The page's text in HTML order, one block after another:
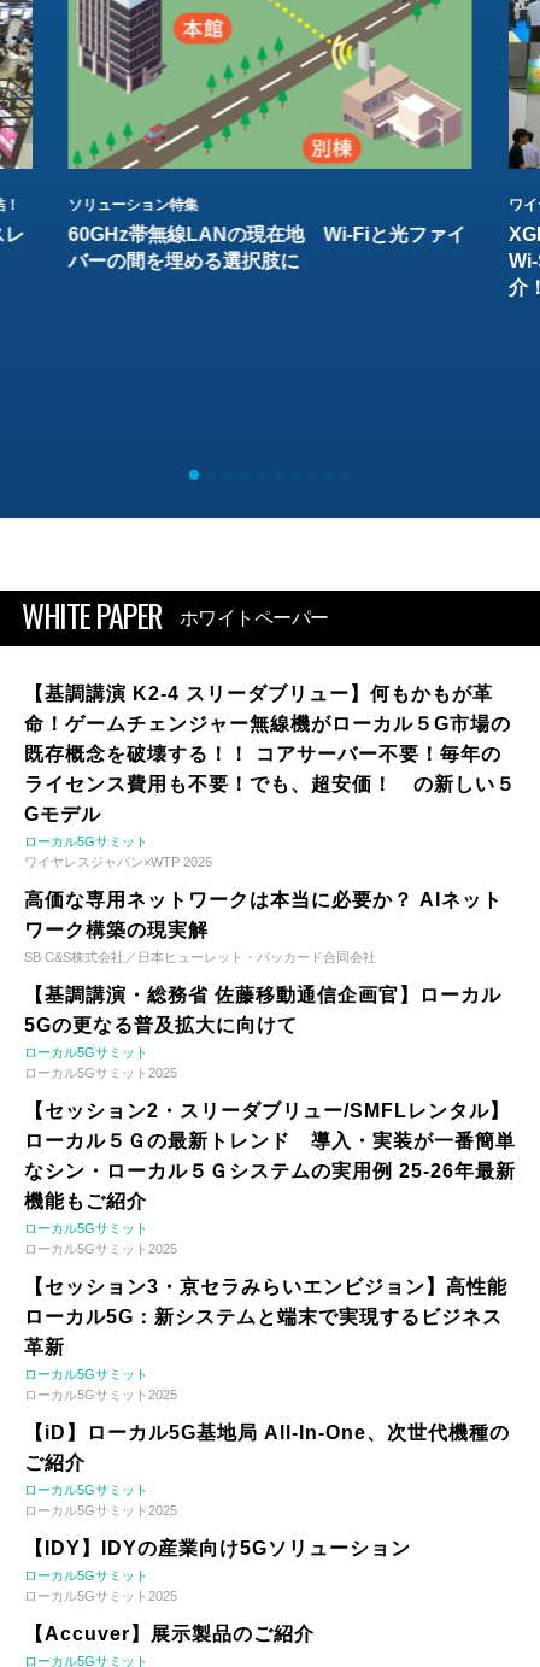
レ
ソリューション特集
60GHz帯無線LANの現在地 Wi-Fiと光ファイ
バーの間を埋める選択肢に
ワ
介
WHITE PAPER ホワイトペーパー
【基調講演 K2-4 スリーダブリュー】何もかもが革
命！ゲームチェンジャー無線機がローカル５G市場の
既存概念を破壊する！！ コアサーバー不要！毎年の
ライセンス費用も不要！でも、超安価！ の新しい５
Gモデル
ローカル5Gサミット
ワイヤレスジャパン×WTP 2026
高価な専用ネットワークは本当に必要か？ AIネット
ワーク構築の現実解
SB C&S株式会社／日本ヒューレット・パッカード合同会社
【基調講演・総務省 佐藤移動通信企画官】ローカル
5Gの更なる普及拡大に向けて
ローカル5Gサミット
ローカル5Gサミット2025
【セッション2・スリーダブリュー/SMFLレンタル】
ローカル５Ｇの最新トレンド 導入・実装が一番簡単
なシン・ローカル５Ｇシステムの実用例 25-26年最新
機能もご紹介
ローカル5Gサミット
ローカル5Gサミット2025
【セッション3・京セラみらいエンビジョン】高性能
ローカル5G：新システムと端末で実現するビジネス
革新
ローカル5Gサミット
ローカル5Gサミット2025
【iD】ローカル5G基地局 All-In-One、次世代機種の
ご紹介
ローカル5Gサミット
ローカル5Gサミット2025
【IDY】IDYの産業向け5Gソリューション
ローカル5Gサミット
ローカル5Gサミット2025
【Accuver】展示製品のご紹介
ローカル5Gサミット